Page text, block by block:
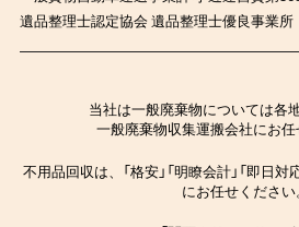
遺品整理士認定協会 遺品整理士優良事業所
当社は一般廃棄物については各
一般廃棄物収集運搬会社にお
不用品回収は、「格安」「明瞭会計」「即日
にお任せください。